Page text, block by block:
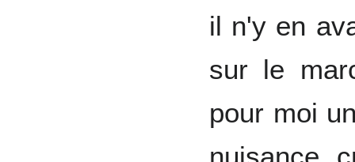
il n'y en
sur le
pour moi